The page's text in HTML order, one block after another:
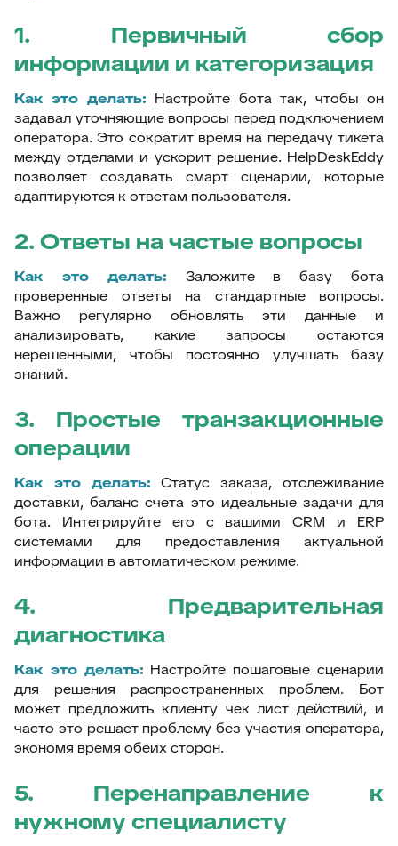
1. Первичный сбор
информации и категоризация
Как это делать: Настройте бота так, чтобы он
задавал уточняющие вопросы перед подключением
оператора. Это сократит время на передачу тикета
между отделами и ускорит решение. HelpDeskEddy
позволяет создавать смарт сценарии, которые
адаптируются к ответам пользователя.
2. Ответы на частые вопросы
Как это делать: Заложите в базу бота
проверенные ответы на стандартные вопросы.
Важно регулярно обновлять эти данные и
анализировать, какие запросы остаются
нерешенными, чтобы постоянно улучшать базу
знаний.
3. Простые транзакционные
операции
Как это делать: Статус заказа, отслеживание
доставки, баланс счета это идеальные задачи для
бота. Интегрируйте его с вашими CRM и ERP
системами для предоставления актуальной
информации в автоматическом режиме.
4. Предварительная
диагностика
Как это делать: Настройте пошаговые сценарии
для решения распространенных проблем. Бот
может предложить клиенту чек лист действий, и
часто это решает проблему без участия оператора,
экономя время обеих сторон.
5. Перенаправление к
нужному специалисту